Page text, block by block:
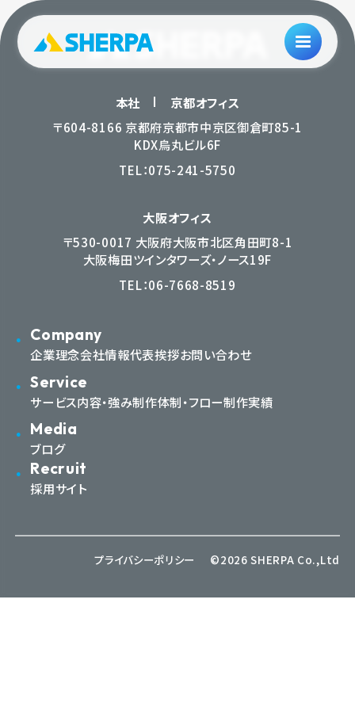
本社
京都オフィス
〒604-8166 京都府京都市中京区御倉町85-1
KDX烏丸ビル6F
TEL：075-241-5750
大阪オフィス
〒530-0017 大阪府大阪市北区角田町8-1
大阪梅田ツインタワーズ・ノース19F
TEL：06-7668-8519
Company
企業理念会社情報代表挨拶お問い合わせ
Service
サービス内容・強み制作体制・フロー制作実績
Media
ブログ
Recruit
採用サイト
プライバシーポリシー ©2026 SHERPA Co.,Ltd